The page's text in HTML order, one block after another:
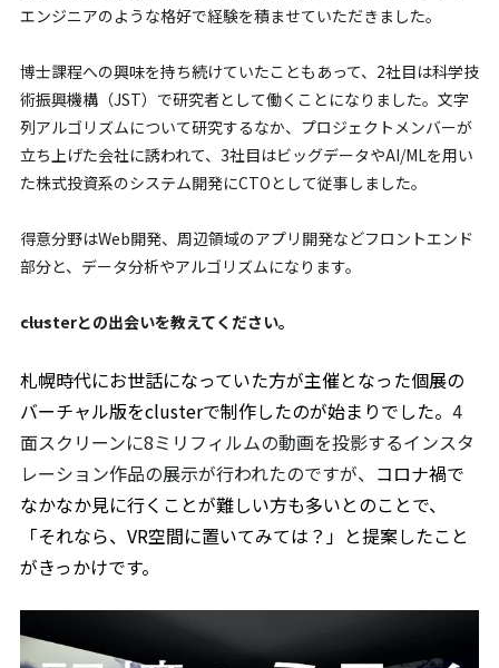
エンジニアのような格好で経験を積ませていただきました。
博士課程への興味を持ち続けていたこともあって、2社目は科学技
術振興機構（JST）で研究者として働くことになりました。文字
列アルゴリズムについて研究するなか、プロジェクトメンバーが
立ち上げた会社に誘われて、3社目はビッグデータやAI/MLを用い
た株式投資系のシステム開発にCTOとして従事しました。
得意分野はWeb開発、周辺領域のアプリ開発などフロントエンド
部分と、データ分析やアルゴリズムになります。
――clusterとの出会いを教えてください。
札幌時代にお世話になっていた方が主催となった個展の
バーチャル版をclusterで制作したのが始まりでした。 4
面スクリーンに8ミリフィルムの動画を投影するインスタ
レーション作品の展示が行われたのですが、 コロナ禍で
なかなか見に行くことが難しい方も多いとのことで、
「それなら、VR空間に置いてみては？」と提案したこと
がきっかけです。